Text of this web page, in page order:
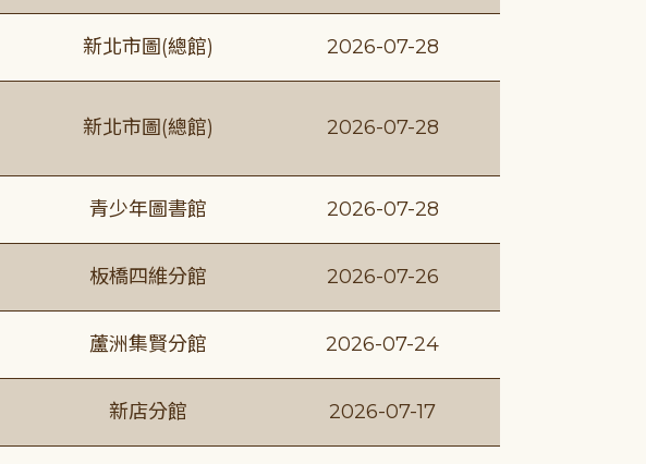
新北市圖(總館) 2026-07-28
新北市圖(總館) 2026-07-28
青少年圖書館 2026-07-28
板橋四維分館 2026-07-26
蘆洲集賢分館 2026-07-24
新店分館 2026-07-17